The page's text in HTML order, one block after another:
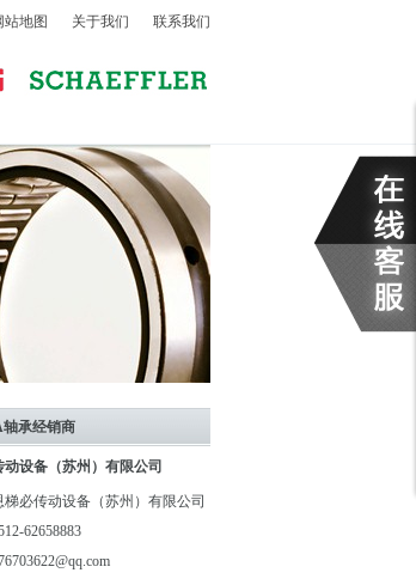
站地图 关于我们 联系我们
承经销商
动设备（苏州）有限公司
梯必传动设备（苏州）有限公司
62658883